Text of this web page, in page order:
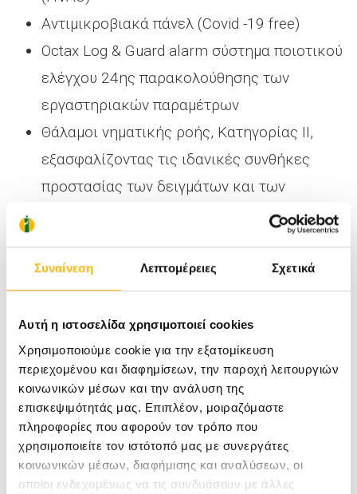
Συναίνεση Λεπτομέρειες Σχετικά
Αυτή η ιστοσελίδα χρησιμοποιεί cookies
Χρησιμοποιούμε cookie για την εξατομίκευση
περιεχομένου και διαφημίσεων, την παροχή λειτουργιών
κοινωνικών μέσων και την ανάλυση της
επισκεψιμότητάς μας. Επιπλέον, μοιραζόμαστε
πληροφορίες που αφορούν τον τρόπο που
χρησιμοποιείτε τον ιστότοπό μας με συνεργάτες
κοινωνικών μέσων, διαφήμισης και αναλύσεων, οι
οποίοι ενδεχομένως να τις συνδυάσουν με άλλες
Αντιμικροβιακά πάνελ (Covid -19 free)
Octax Log & Guard alarm σύστημα ποιοτικού
ελέγχου 24ης παρακολούθησης των
εργαστηριακών παραμέτρων
Θάλαμοι νηματικής ροής, Κατηγορίας ΙΙ,
εξασφαλίζοντας τις ιδανικές συνθήκες
προστασίας των δειγμάτων και των
Benchtop Incubators - Νέας γενιάς (κλίβανοι
εμβρύων): G210 plus K-SYSTEMS
Time Lapse Incubators (κλίβανος συνεχούς
παρακολούθησης)
RI Witness με τη χρήση της τεχνολογίας
RFID για την απόλυτη διαφάνεια,
ιχνηλασιμότητα και ταυτοποίηση των
γενετικών δειγμάτων σε κάθε βήμα της
διαδικασίας
Σύστημα Laser για τη διεξαγωγή βιοψίας